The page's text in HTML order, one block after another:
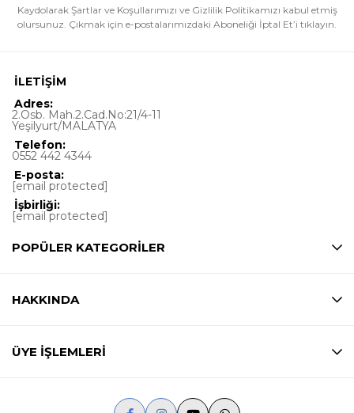
Kaydolarak Şartlar ve Koşullarımızı ve Gizlilik Politikamızı kabul etmiş
olursunuz. Çıkmak için e-postalarımızdaki Aboneliği İptal Et’i tıklayın.
İLETİŞİM
Adres:
2.Osb. Mah.2.Cad.No:21/4-11
Yeşilyurt/MALATYA
Telefon:
0552 442 4344
E-posta:
[email protected]
İşbirliği:
[email protected]
POPÜLER KATEGORİLER
HAKKINDA
ÜYE İŞLEMLERİ